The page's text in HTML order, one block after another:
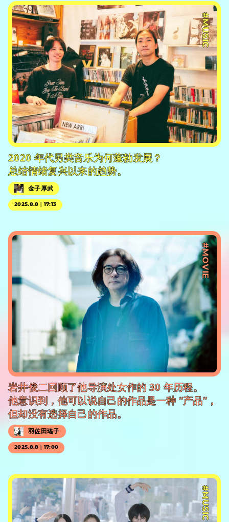
#MUSIC
2020 年代另类音乐为何蓬勃发展？
总结情绪复兴以来的趋势。
金子厚武
2025.8.8｜17:13
#MOVIE
岩井俊二回顾了他导演处女作的 30 年历程。
他意识到，他可以说自己的作品是一种 “产品”，
但却没有选择自己的作品。
羽佐田瑤子
2025.8.8｜17:00
#MUSIC